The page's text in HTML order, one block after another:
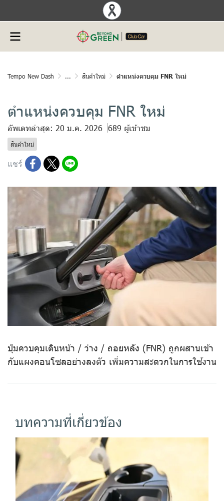
Tempo New Dash ... สินค้าใหม่ ตำแหน่งควบคุม FNR ใหม่
ตำแหน่งควบคุม FNR ใหม่
อัพเดทล่าสุด: 20 ม.ค. 2026 689 ผู้เข้าชม
สินค้าใหม่
แชร์
ปุ่มควบคุมเดินหน้า / ว่าง / ถอยหลัง (FNR) ถูกผสานเข้า
กับแผงคอนโซลอย่างลงตัว เพิ่มความสะดวกในการใช้งาน
บทความที่เกี่ยวข้อง